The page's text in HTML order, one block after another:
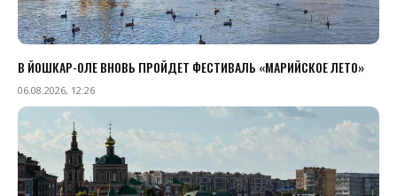
В ЙОШКАР-ОЛЕ ВНОВЬ ПРОЙДЕТ ФЕСТИВАЛЬ «МАРИЙСКОЕ ЛЕТО»
06.08.2026, 12:26